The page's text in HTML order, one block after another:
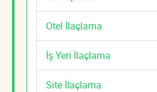
Otel İlaçlama
İş Yeri İlaçlama
Site İlaçlama